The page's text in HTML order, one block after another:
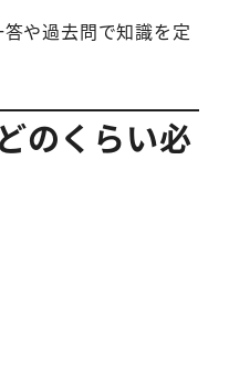
や過去問で知識を定
のくらい必